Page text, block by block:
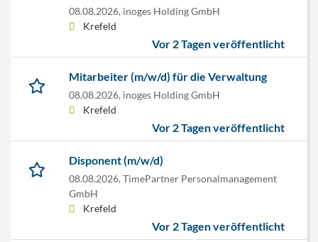
08.08.2026, inoges Holding GmbH
Krefeld
Vor 2 Tagen veröffentlicht
Mitarbeiter (m/w/d) für die Verwaltung
08.08.2026, inoges Holding GmbH
Krefeld
Vor 2 Tagen veröffentlicht
Disponent (m/w/d)
08.08.2026, TimePartner Personalmanagement
GmbH
Krefeld
Vor 2 Tagen veröffentlicht